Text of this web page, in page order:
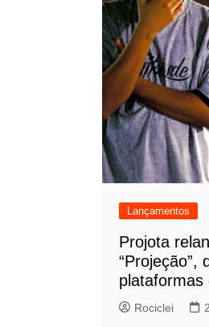
Lançamentos
Projota
“Projeção”,
plataformas
Rociclei